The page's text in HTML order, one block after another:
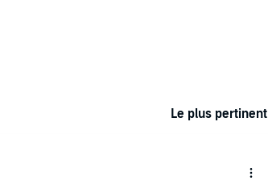
Le plus pertinent